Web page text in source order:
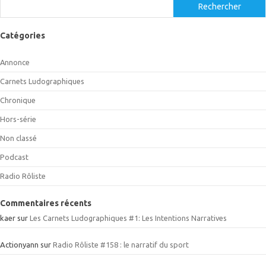
Rechercher
Catégories
Annonce
Carnets Ludographiques
Chronique
Hors-série
Non classé
Podcast
Radio Rôliste
Commentaires récents
kaer sur Les Carnets Ludographiques #1: Les Intentions Narratives
Actionyann sur Radio Rôliste #158 : le narratif du sport